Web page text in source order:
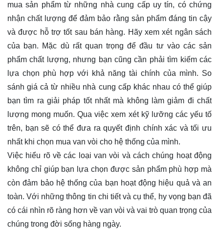
mua sản phẩm từ những nhà cung cấp uy tín, có chứng
nhận chất lượng để đảm bảo rằng sản phẩm đáng tin cậy
và được hỗ trợ tốt sau bán hàng. Hãy xem xét ngân sách
của bạn. Mặc dù rất quan trọng để đầu tư vào các sản
phẩm chất lượng, nhưng bạn cũng cần phải tìm kiếm các
lựa chọn phù hợp với khả năng tài chính của mình. So
sánh giá cả từ nhiều nhà cung cấp khác nhau có thể giúp
bạn tìm ra giải pháp tốt nhất mà không làm giảm đi chất
lượng mong muốn. Qua việc xem xét kỹ lưỡng các yếu tố
trên, bạn sẽ có thể đưa ra quyết định chính xác và tối ưu
nhất khi chọn mua van vòi cho hệ thống của mình.
Việc hiểu rõ về các loại van vòi và cách chúng hoạt động
không chỉ giúp bạn lựa chọn được sản phẩm phù hợp mà
còn đảm bảo hệ thống của bạn hoạt động hiệu quả và an
toàn. Với những thông tin chi tiết và cụ thể, hy vọng bạn đã
có cái nhìn rõ ràng hơn về van vòi và vai trò quan trọng của
chúng trong đời sống hàng ngày.